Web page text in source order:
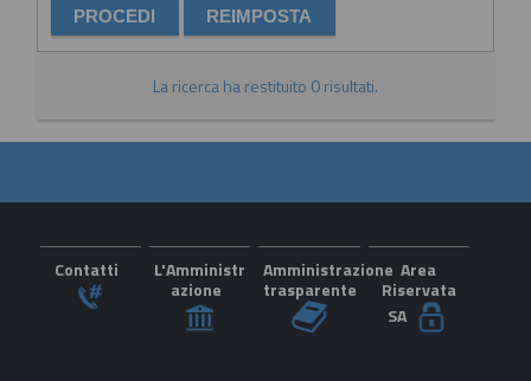
La ricerca ha restituito 0 risultati.
Contatti
L'Amministr
azione
Amministrazione
trasparente
Area
Riservata
SA